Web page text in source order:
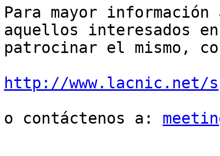
Para mayor
aquellos interesados
patrocinar el mismo,
http://www.lacnic.net/
o contáctenos a: